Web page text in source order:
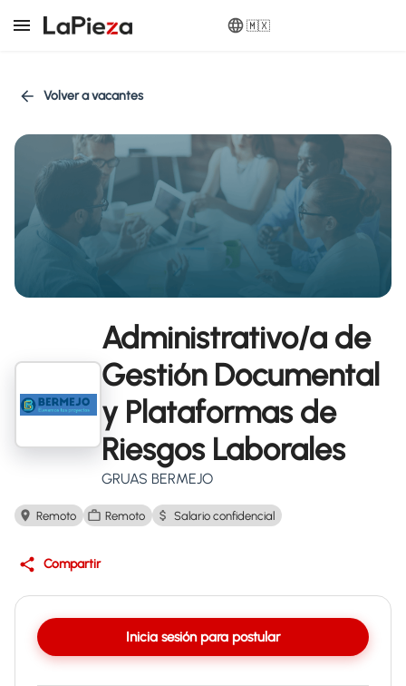
🇲🇽
Volver a vacantes
Administrativo/a de
Gestión Documental
y Plataformas de
Riesgos Laborales
GRUAS BERMEJO
Remoto Remoto Salario confidencial
Compartir
Inicia sesión para postular